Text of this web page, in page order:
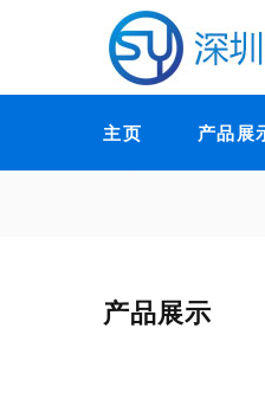
主页 产品展
产品展示